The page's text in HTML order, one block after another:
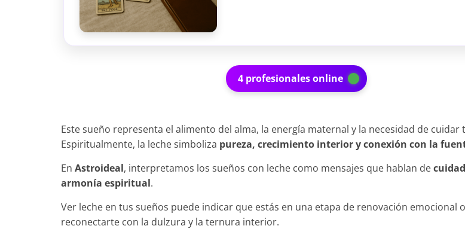
4 profesionales online
Este sueño representa el alimento del alma, la energía maternal y la necesidad de cuidar
Espiritualmente, la leche simboliza pureza, crecimiento interior y conexión con la
En Astroideal, interpretamos los sueños con leche como mensajes que hablan de
armonía espiritual.
Ver leche en tus sueños puede indicar que estás en una etapa de renovación emocional
reconectarte con la dulzura y la ternura interior.